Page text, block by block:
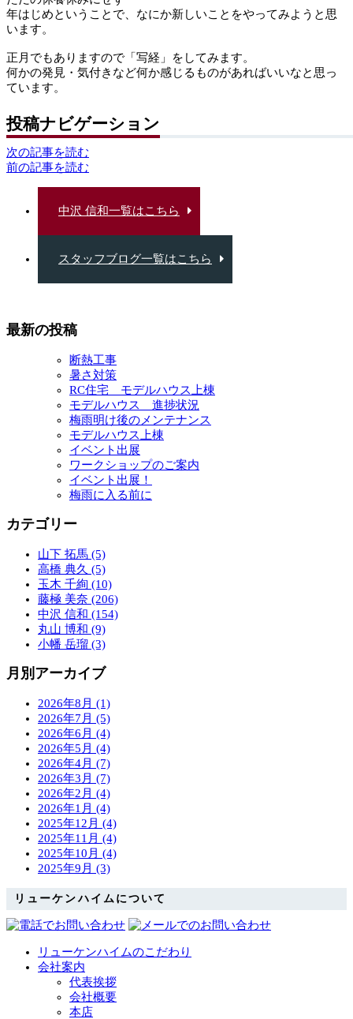
年はじめということで、なにか新しいことをやってみようと思
います。
正月でもありますので「写経」をしてみます。
何かの発見・気付きなど何か感じるものがあればいいなと思っ
ています。
投稿ナビゲーション
次の記事を読む
前の記事を読む
中沢 信和一覧はこちら
スタッフブログ一覧はこちら
最新の投稿
断熱工事
暑さ対策
RC住宅 モデルハウス上棟
モデルハウス 進捗状況
梅雨明け後のメンテナンス
モデルハウス上棟
イベント出展
ワークショップのご案内
イベント出展！
梅雨に入る前に
カテゴリー
山下 拓馬 (5)
高橋 典久 (5)
玉木 千絢 (10)
藤極 美奈 (206)
中沢 信和 (154)
丸山 博和 (9)
小幡 岳瑠 (3)
月別アーカイブ
2026年8月 (1)
2026年7月 (5)
2026年6月 (4)
2026年5月 (4)
2026年4月 (7)
2026年3月 (7)
2026年2月 (4)
2026年1月 (4)
2025年12月 (4)
2025年11月 (4)
2025年10月 (4)
2025年9月 (3)
リューケンハイムについて
リューケンハイムのこだわり
会社案内
代表挨拶
会社概要
本店